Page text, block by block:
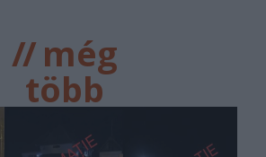
//még
több
főtér.ro